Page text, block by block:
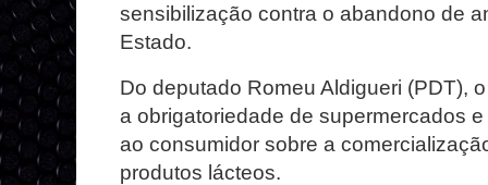
sensibilização contra o abandono de
Estado.
Do deputado Romeu Aldigueri (PDT),
a obrigatoriedade de supermercados
ao consumidor sobre a
produtos lácteos.